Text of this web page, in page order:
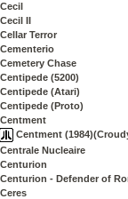
Cecil
Cecil II
Cellar Terror
Cementerio
Cemetery Chase
Centipede (5200)
Centipede (Atari)
Centipede (Proto)
Centment
Centment
Centrale Nucleaire
Centurion
Centurion - Defender of
Ceres